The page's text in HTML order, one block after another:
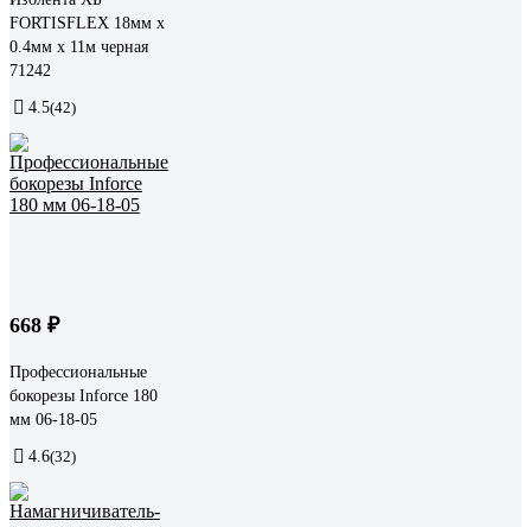
FORTISFLEX 18мм х
0.4мм х 11м черная
71242
4.5(42)
668 ₽
Профессиональные
бокорезы Inforce 180
мм 06-18-05
4.6(32)